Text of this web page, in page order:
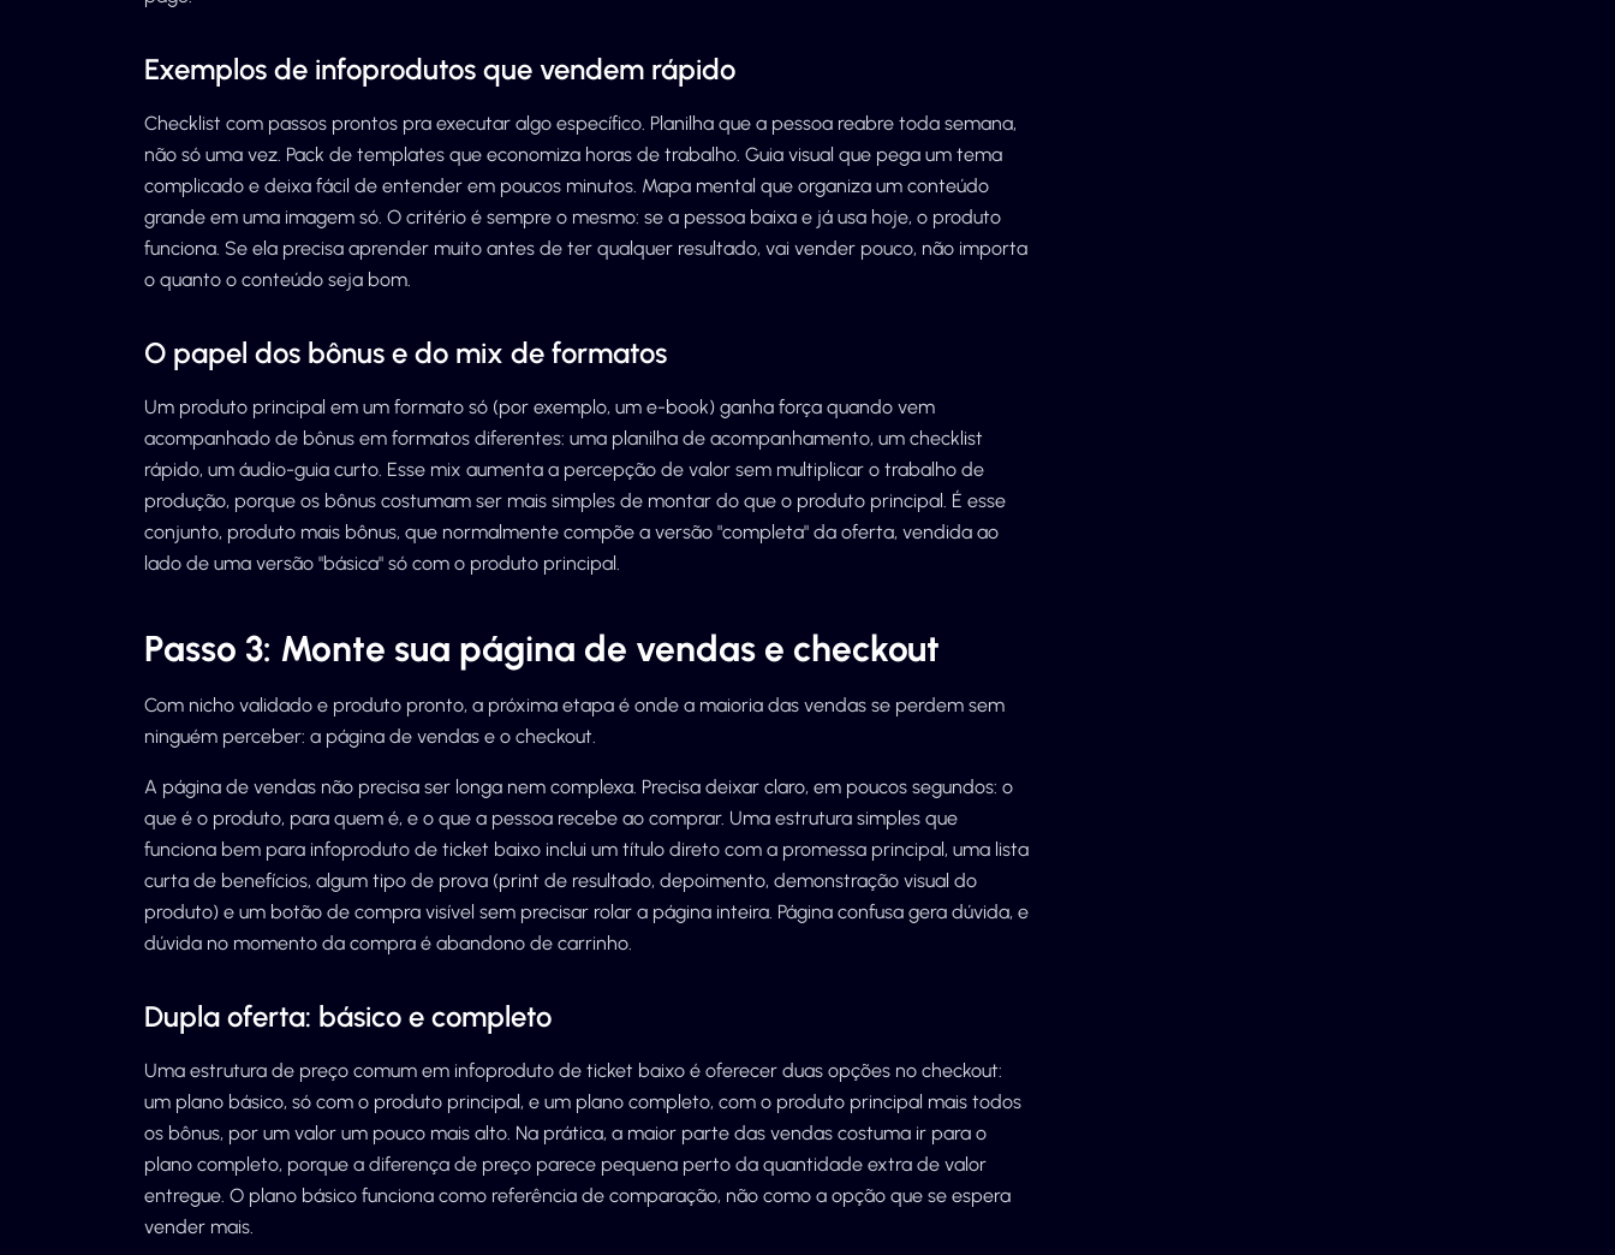
Exemplos de infoprodutos que vendem rápido
Checklist com passos prontos pra executar algo específico. Planilha que a pessoa reabre toda semana,
não só uma vez. Pack de templates que economiza horas de trabalho. Guia visual que pega um tema
complicado e deixa fácil de entender em poucos minutos. Mapa mental que organiza um conteúdo
grande em uma imagem só. O critério é sempre o mesmo: se a pessoa baixa e já usa hoje, o produto
funciona. Se ela precisa aprender muito antes de ter qualquer resultado, vai vender pouco, não importa
o quanto o conteúdo seja bom.
O papel dos bônus e do mix de formatos
Um produto principal em um formato só (por exemplo, um e-book) ganha força quando vem
acompanhado de bônus em formatos diferentes: uma planilha de acompanhamento, um checklist
rápido, um áudio-guia curto. Esse mix aumenta a percepção de valor sem multiplicar o trabalho de
produção, porque os bônus costumam ser mais simples de montar do que o produto principal. É esse
conjunto, produto mais bônus, que normalmente compõe a versão "completa" da oferta, vendida ao
lado de uma versão "básica" só com o produto principal.
Passo 3: Monte sua página de vendas e checkout
Com nicho validado e produto pronto, a próxima etapa é onde a maioria das vendas se perdem sem
ninguém perceber: a página de vendas e o checkout.
A página de vendas não precisa ser longa nem complexa. Precisa deixar claro, em poucos segundos: o
que é o produto, para quem é, e o que a pessoa recebe ao comprar. Uma estrutura simples que
funciona bem para infoproduto de ticket baixo inclui um título direto com a promessa principal, uma lista
curta de benefícios, algum tipo de prova (print de resultado, depoimento, demonstração visual do
produto) e um botão de compra visível sem precisar rolar a página inteira. Página confusa gera dúvida, e
dúvida no momento da compra é abandono de carrinho.
Dupla oferta: básico e completo
Uma estrutura de preço comum em infoproduto de ticket baixo é oferecer duas opções no checkout:
um plano básico, só com o produto principal, e um plano completo, com o produto principal mais todos
os bônus, por um valor um pouco mais alto. Na prática, a maior parte das vendas costuma ir para o
plano completo, porque a diferença de preço parece pequena perto da quantidade extra de valor
entregue. O plano básico funciona como referência de comparação, não como a opção que se espera
vender mais.